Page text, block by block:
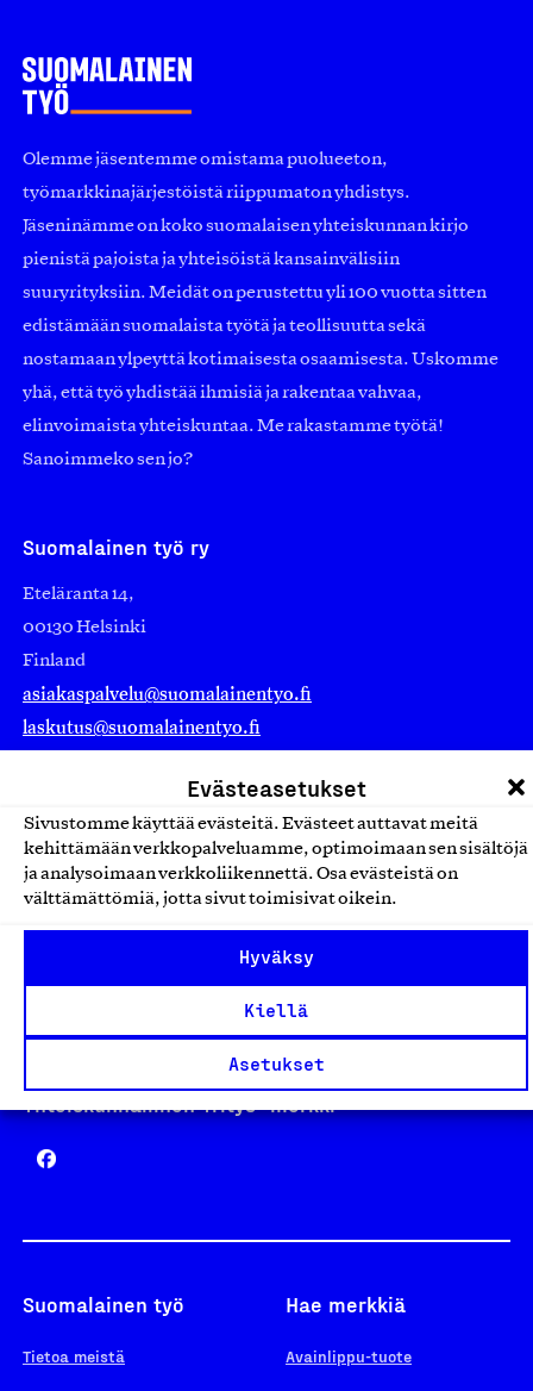
Evästeasetukset
Sivustomme käyttää evästeitä. Evästeet auttavat meitä
kehittämään verkkopalveluamme, optimoimaan sen sisältöjä
ja analysoimaan verkkoliikennettä. Osa evästeistä on
välttämättömiä, jotta sivut toimisivat oikein.
Hyväksy
Kiellä
Asetukset
Olemme jäsentemme omistama puolueeton,
työmarkkinajärjestöistä riippumaton yhdistys.
Jäseninämme on koko suomalaisen yhteiskunnan kirjo
pienistä pajoista ja yhteisöistä kansainvälisiin
suuryrityksiin. Meidät on perustettu yli 100 vuotta sitten
edistämään suomalaista työtä ja teollisuutta sekä
nostamaan ylpeyttä kotimaisesta osaamisesta. Uskomme
yhä, että työ yhdistää ihmisiä ja rakentaa vahvaa,
elinvoimaista yhteiskuntaa. Me rakastamme työtä!
Sanoimmeko sen jo?
Suomalainen työ ry
Eteläranta 14,
00130 Helsinki
Finland
asiakaspalvelu@suomalainentyo.fi
laskutus@suomalainentyo.fi
Avainlippu
Suomalainen työ
Tietoa meistä
Hae merkkiä
Avainlippu-tuote